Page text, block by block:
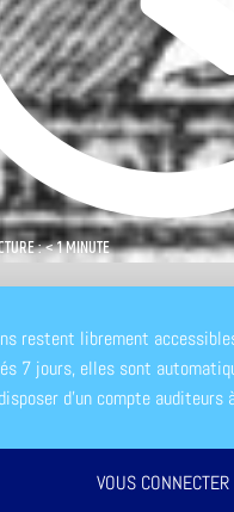
: < 1 MINUTE
restent librement
7 jours, elles sont
d'un compte
VOUS CONNECTER